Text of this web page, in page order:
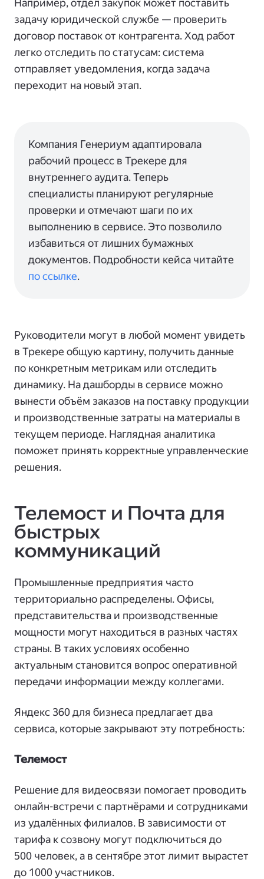
задачу юридической службе — проверить
договор поставок от контрагента. Ход работ
легко отследить по статусам: система
отправляет уведомления, когда задача
переходит на новый этап.
Компания Генериум адаптировала
рабочий процесс в Трекере для
внутреннего аудита. Теперь
специалисты планируют регулярные
проверки и отмечают шаги по их
выполнению в сервисе. Это позволило
избавиться от лишних бумажных
документов. Подробности кейса читайте
по ссылке.
Руководители могут в любой момент увидеть
в Трекере общую картину, получить данные
по конкретным метрикам или отследить
динамику. На дашборды в сервисе можно
вынести объём заказов на поставку продукции
и производственные затраты на материалы в
текущем периоде. Наглядная аналитика
поможет принять корректные управленческие
решения.
Телемост и Почта для
быстрых
коммуникаций
Промышленные предприятия часто
территориально распределены. Офисы,
представительства и производственные
мощности могут находиться в разных частях
страны. В таких условиях особенно
актуальным становится вопрос оперативной
передачи информации между коллегами.
Яндекс 360 для бизнеса предлагает два
сервиса, которые закрывают эту потребность:
Телемост
Решение для видеосвязи помогает проводить
онлайн-встречи с партнёрами и сотрудниками
из удалённых филиалов. В зависимости от
тарифа к созвону могут подключиться до
500 человек, а в сентябре этот лимит вырастет
до 1000 участников.